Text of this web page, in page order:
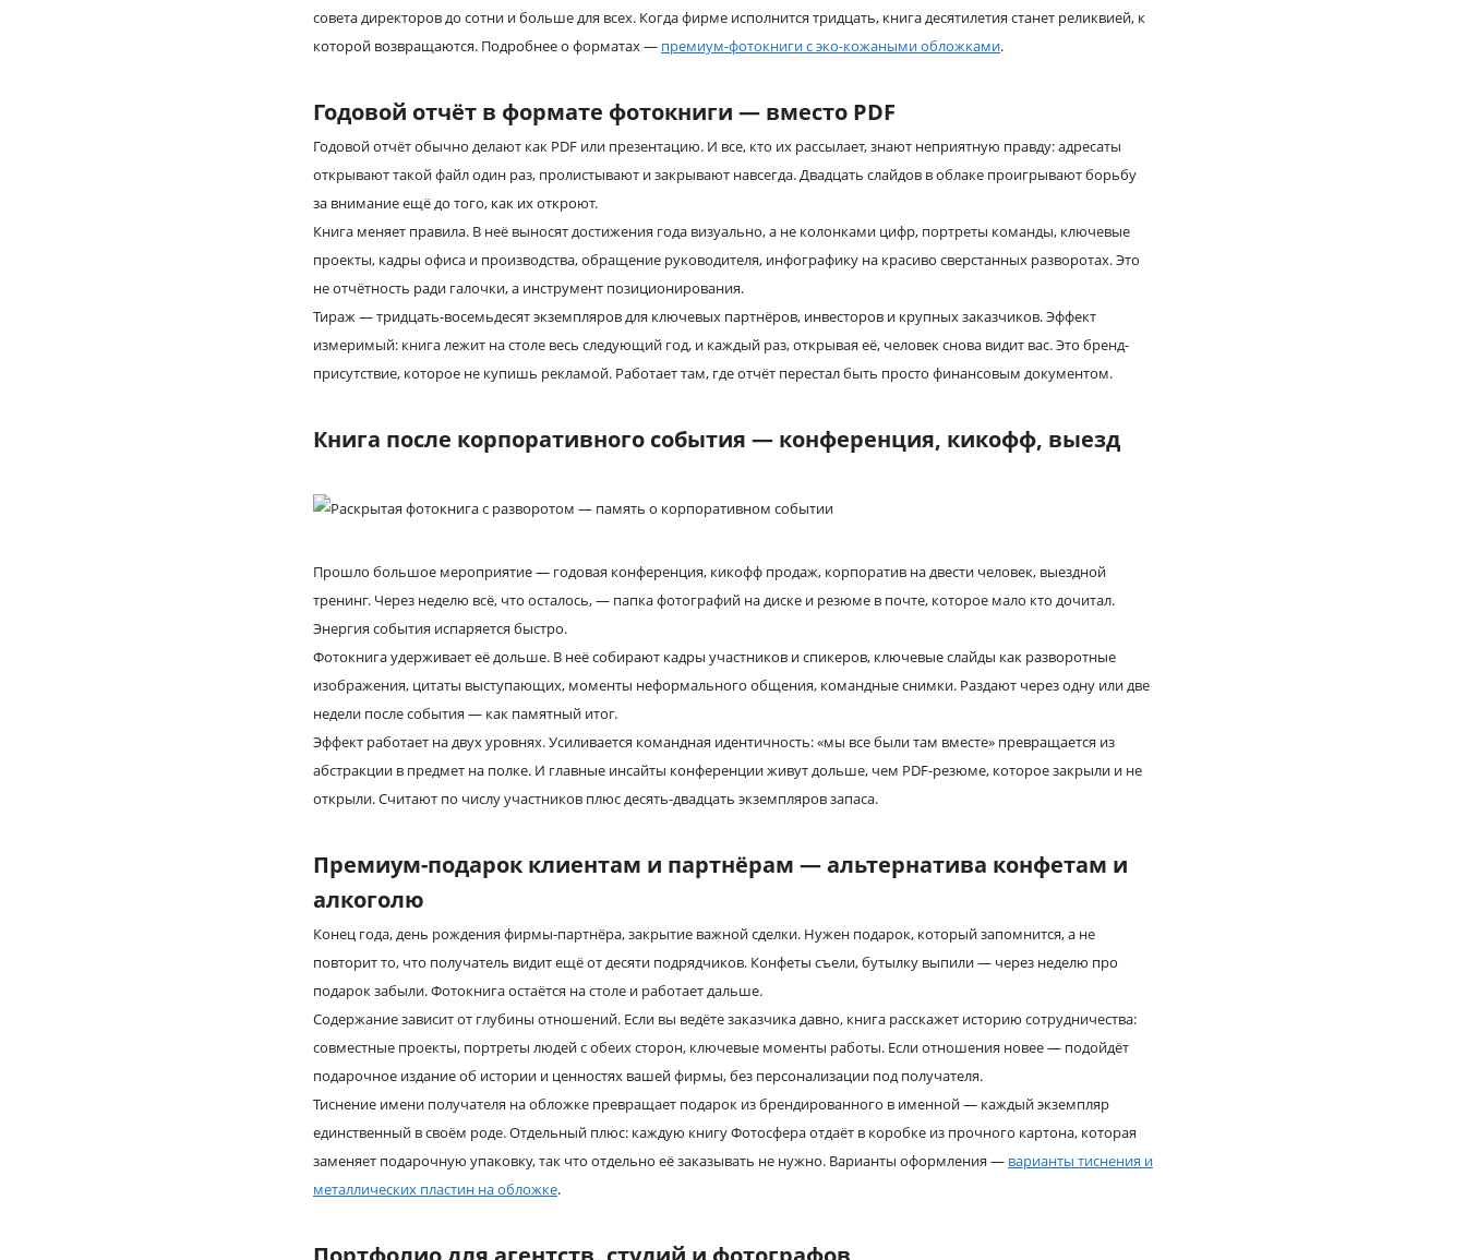
совета директоров до сотни и больше для всех. Когда фирме исполнится тридцать, книга десятилетия станет реликвией, к
которой возвращаются. Подробнее о форматах — премиум-фотокниги с эко-кожаными обложками.
Годовой отчёт в формате фотокниги — вместо PDF
Годовой отчёт обычно делают как PDF или презентацию. И все, кто их рассылает, знают неприятную правду: адресаты
открывают такой файл один раз, пролистывают и закрывают навсегда. Двадцать слайдов в облаке проигрывают борьбу
за внимание ещё до того, как их откроют.
Книга меняет правила. В неё выносят достижения года визуально, а не колонками цифр, портреты команды, ключевые
проекты, кадры офиса и производства, обращение руководителя, инфографику на красиво сверстанных разворотах. Это
не отчётность ради галочки, а инструмент позиционирования.
Тираж — тридцать-восемьдесят экземпляров для ключевых партнёров, инвесторов и крупных заказчиков. Эффект
измеримый: книга лежит на столе весь следующий год, и каждый раз, открывая её, человек снова видит вас. Это бренд-
присутствие, которое не купишь рекламой. Работает там, где отчёт перестал быть просто финансовым документом.
Книга после корпоративного события — конференция, кикофф, выезд
Прошло большое мероприятие — годовая конференция, кикофф продаж, корпоратив на двести человек, выездной
тренинг. Через неделю всё, что осталось, — папка фотографий на диске и резюме в почте, которое мало кто дочитал.
Энергия события испаряется быстро.
Фотокнига удерживает её дольше. В неё собирают кадры участников и спикеров, ключевые слайды как разворотные
изображения, цитаты выступающих, моменты неформального общения, командные снимки. Раздают через одну или две
недели после события — как памятный итог.
Эффект работает на двух уровнях. Усиливается командная идентичность: «мы все были там вместе» превращается из
абстракции в предмет на полке. И главные инсайты конференции живут дольше, чем PDF-резюме, которое закрыли и не
открыли. Считают по числу участников плюс десять-двадцать экземпляров запаса.
Премиум-подарок клиентам и партнёрам — альтернатива конфетам и
алкоголю
Конец года, день рождения фирмы-партнёра, закрытие важной сделки. Нужен подарок, который запомнится, а не
повторит то, что получатель видит ещё от десяти подрядчиков. Конфеты съели, бутылку выпили — через неделю про
подарок забыли. Фотокнига остаётся на столе и работает дальше.
Содержание зависит от глубины отношений. Если вы ведёте заказчика давно, книга расскажет историю сотрудничества:
совместные проекты, портреты людей с обеих сторон, ключевые моменты работы. Если отношения новее — подойдёт
подарочное издание об истории и ценностях вашей фирмы, без персонализации под получателя.
Тиснение имени получателя на обложке превращает подарок из брендированного в именной — каждый экземпляр
единственный в своём роде. Отдельный плюс: каждую книгу Фотосфера отдаёт в коробке из прочного картона, которая
заменяет подарочную упаковку, так что отдельно её заказывать не нужно. Варианты оформления — варианты тиснения и
металлических пластин на обложке.